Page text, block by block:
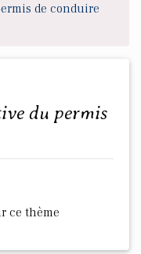
de conduire
ce thème